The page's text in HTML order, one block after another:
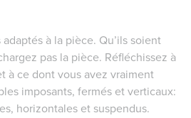
à la pièce. Qu’ils soient
pas la pièce. Réfléchissez à
à ce dont vous avez vraiment
imposants, fermés et verticaux:
horizontales et suspendus.